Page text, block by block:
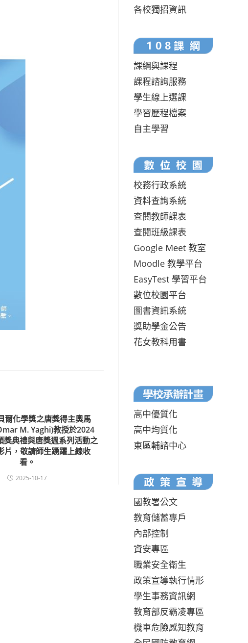
爾化學獎之唐獎得主奧馬
M. Yaghi)教授於2024
獎典禮與唐獎週系列活動之
片，敬請師生踴躍上線收
看。
2025-10-17
各校獨招資訊
課綱與課程
課程諮詢服務
學生線上選課
學習歷程檔案
自主學習
校務行政系統
資料查詢系統
查閱教師課表
查閱班級課表
Google Meet 教室
Moodle 教學平台
EasyTest 學習平台
數位校園平台
圖書資訊系統
獎助學金公告
花女教科用書
高中優質化
高中均質化
東區輔諮中心
國教署公文
教育儲蓄專戶
內部控制
資安專區
職業安全衛生
政策宣導執行情形
學生事務資訊網
教育部反霸凌專區
機車危險感知教育